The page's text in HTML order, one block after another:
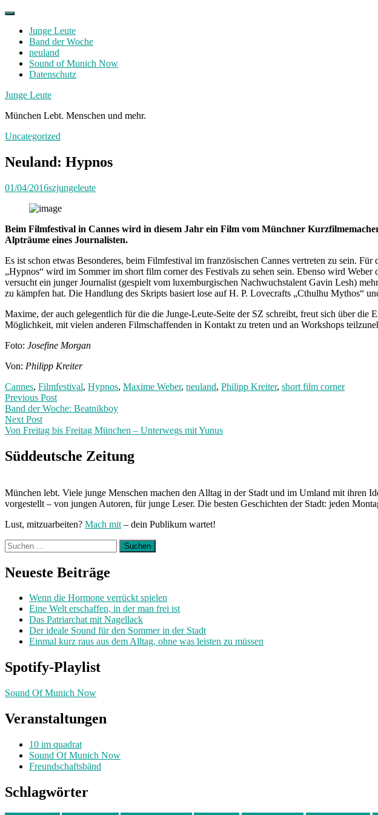
Skip
contentJunge Leute
Band der Woche
neuland
Sound of Munich Now
Datenschutz
Facebook
Twitter
Instagram
Junge Leute
München Lebt. Menschen und mehr.
Uncategorized
Neuland: Hypnos
01/04/2016szjungeleute
Beim Filmfestival in Cannes wird in diesem Jahr ein Film vom Münchner
Alpträume eines Journalisten.
Es ist schon etwas Besonderes, beim Filmfestival im französischen Cannes vertreten zu sein.
„Hypnos“ wird im Sommer im short film corner des Festivals zu sehen sein. Ebenso wird
versucht ein junger Journalist (gespielt vom luxemburgischen Nachwuchstalent Gavin Lesh)
zu kämpfen hat. Die Handlung des Skripts basiert lose auf H. P. Lovecrafts „Cthulhu Mythos“
Maxime, der auch gelegentlich für die die Junge-Leute-Seite der SZ schreibt, freut sich über die
Möglichkeit, mit vielen anderen Filmschaffenden in Kontakt zu treten und an Workshops
Foto: Josefine Morgan
Von: Philipp Kreiter
Cannes, Filmfestival, Hypnos, Maxime Weber, neuland, Philipp Kreiter, short film corner
Post
navigation
Previous PostPrevious
post:
Band der Woche: Beatnikboy
Next Post
Von Freitag bis Freitag München – Unterwegs mit Yunus
Post:
Süddeutsche Zeitung
München lebt. Viele junge Menschen machen den Alltag in der Stadt und im Umland mit ihren
vorgestellt – von jungen Autoren, für junge Leser. Die besten Geschichten der Stadt: jeden
Lust, mitzuarbeiten? Mach mit – dein Publikum wartet!
Suchen
nach:
Neueste Beiträge
Wenn die Hormone verrückt spielen
Eine Welt erschaffen, in der man frei ist
Das Patriarchat mit Nagellack
Der ideale Sound für den Sommer in der Stadt
Einmal kurz raus aus dem Alltag, ohne was leisten zu müssen
Spotify-Playlist
Sound Of Munich Now
Veranstaltungen
10 im quadrat
Sound Of Munich Now
Freundschaftsbänd
Schlagwörter